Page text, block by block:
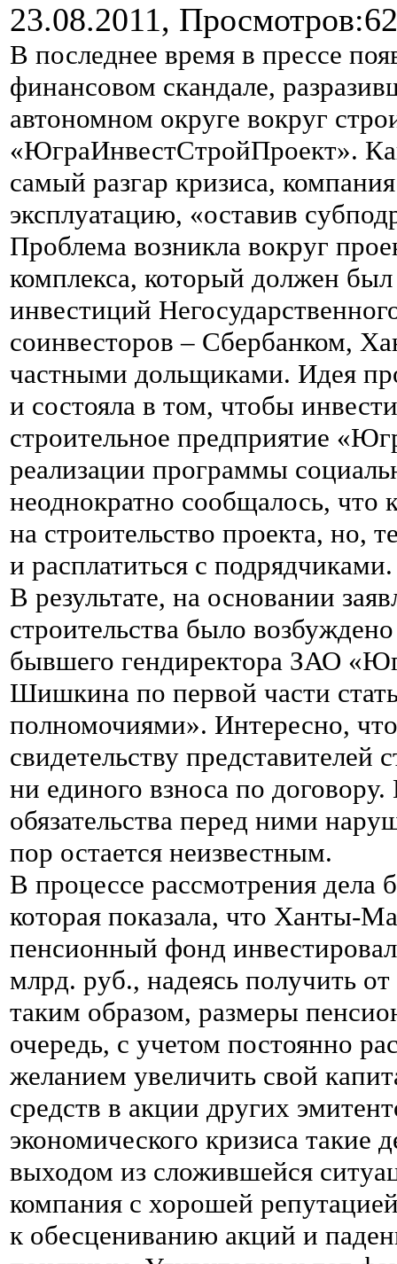
23.08.2011,
В последнее время в прессе
финансовом скандале,
автономном округе вокруг
«ЮграИнвестСтройПроект».
самый разгар кризиса,
эксплуатацию, «оставив
Проблема возникла вокруг
комплекса, который должен
инвестиций
соинвесторов – Сбербанком,
частными дольщиками. Идея
и состояла в том, чтобы
строительное предприятие
реализации программы
неоднократно сообщалось,
на строительство проекта, но,
и расплатиться с подрядчиками.
В результате, на основании
строительства было
бывшего гендиректора ЗАО
Шишкина по первой части
полномочиями». Интересно,
свидетельству
ни единого взноса по
обязательства перед ними
пор остается неизвестным.
В процессе рассмотрения дела
которая показала, что Ханты-
пенсионный фонд
млрд. руб., надеясь получить
таким образом, размеры
очередь, с учетом постоянно
желанием увеличить свой
средств в акции других
экономического кризиса
выходом из сложившейся
компания с хорошей
к обесцениванию акций и